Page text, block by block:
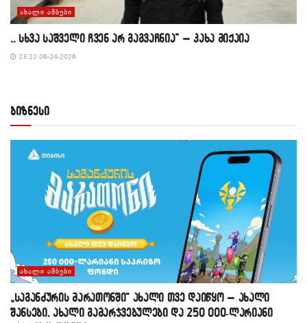
ᲐᲮᲐᲚᲘ ᲐᲛᲑᲔᲑᲘ
,, სხვა საშველი ჩვენ არ გაგვაჩნია” – კახა მიქაია
23:22 06-24-2026
ბიზნესი
ᲐᲮᲐᲚᲘ ᲐᲛᲑᲔᲑᲘ
„საგანძურის მარათონში“ ახალი თვე დაიწყო – ახალი
შანსები, ახალი გამარჯვებულები და 250 000-ლარიანი